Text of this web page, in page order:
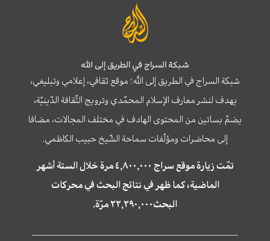
شبكة السراج في الطريق إلى الله
شبكة السراج في الطريق إلى الله؛ موقع ثقافي، إعلامي وتبليغي،
يهدف لنشر معارف الإسلام المحمّدي وترويج الثّقافة الدّينيّة،
يضمّ بساتين من المحتوى الهادف في مختلف المجالات، مضافا
إلى محاضرات ومؤلّفات سماحة الشّيخ حبيب الكاظمي.
تمّت زيارة موقع سراج ٤,٨٠٠,٠٠٠ مرة خلال الستة أشهر
الماضية، كما ظهر في نتائج البحث في محركات
البحث٢٢,٢٩٠,٠٠٠ مرّة.